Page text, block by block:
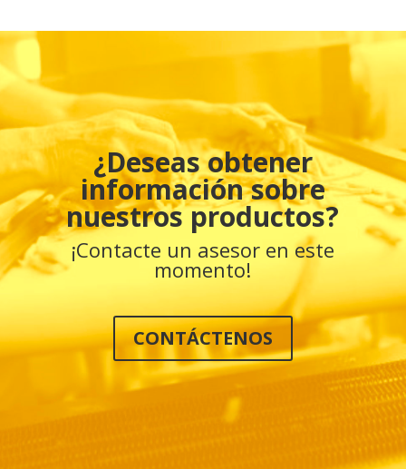
¿Deseas obtener
información sobre
nuestros productos?
¡Contacte un asesor en este
momento!
CONTÁCTENOS